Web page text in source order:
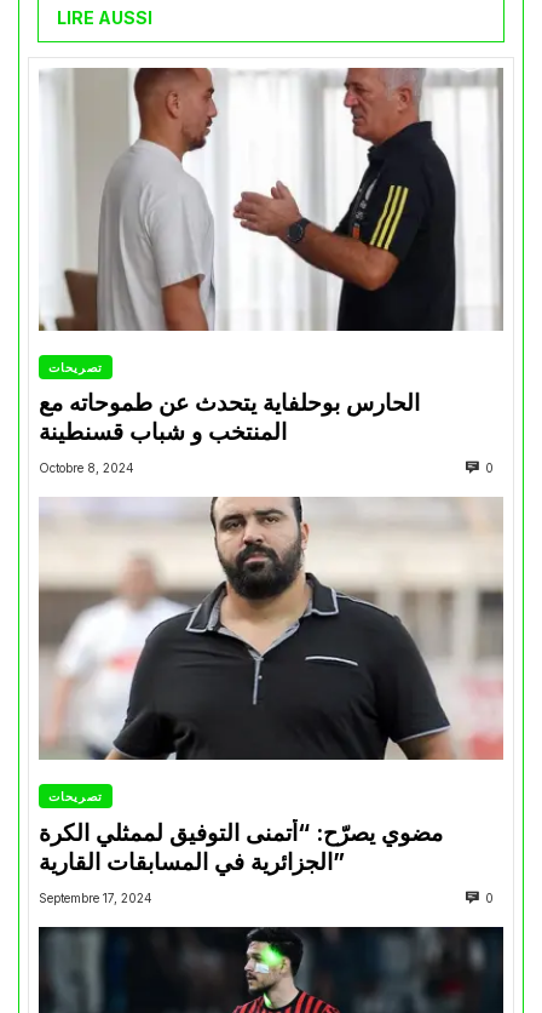
LIRE AUSSI
تصريحات
الحارس بوحلفاية يتحدث عن طموحاته مع
المنتخب و شباب قسنطينة
Octobre 8, 2024 0
تصريحات
مضوي يصرّح: “أتمنى التوفيق لممثلي الكرة
الجزائرية في المسابقات القارية”
Septembre 17, 2024 0